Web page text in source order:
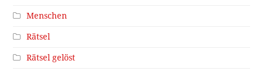
Menschen
Rätsel
Rätsel gelöst